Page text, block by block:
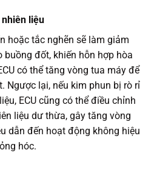
nhiên liệu
hoặc tắc nghẽn sẽ làm giảm
buồng đốt, khiến hỗn hợp hòa
có thể tăng vòng tua máy để
Ngược lại, nếu kim phun bị rò rỉ
ECU cũng có thể điều chỉnh
liệu dư thừa, gây tăng vòng
dẫn đến hoạt động không hiệu
hóc.